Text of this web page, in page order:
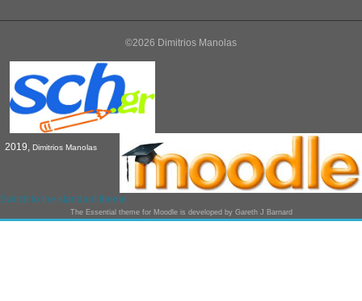
©2026 Dimitrios Manolas
2019, Dimitrios Manolas
Switch to the standard theme
The Essential theme for Moodle is developed by Gareth J Barnard